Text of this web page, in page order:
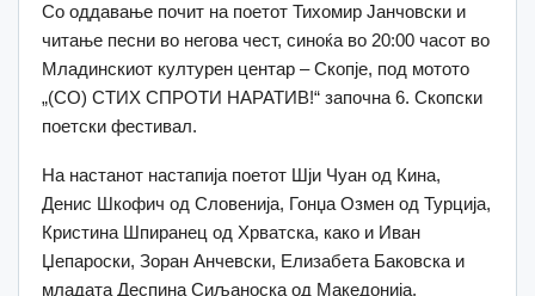
Со оддавање почит на поетот Тихомир Јанчовски и
читање песни во негова чест, синоќа во 20:00 часот во
Младинскиот културен центар ‒ Скопје, под мотото
„(СО) СТИХ СПРОТИ НАРАТИВ!“ започна 6. Скопски
поетски фестивал.
На настанот настапија поетот Шји Чуан од Кина,
Денис Шкофич од Словенија, Гонџа Озмен од Турција,
Кристина Шпиранец од Хрватска, како и Иван
Џепароски, Зоран Анчевски, Елизабета Баковска и
младата Деспина Сиљаноска од Македонија.